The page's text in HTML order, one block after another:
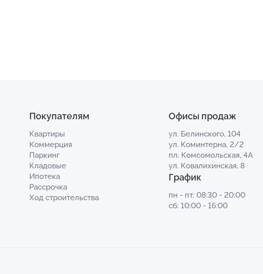
Покупателям
Квартиры
Коммерция
Паркинг
Кладовые
Ипотека
Рассрочка
Ход строительства
Офисы продаж
ул. Белинского, 104
ул. Коминтерна, 2/2
пл. Комсомольская, 4А
ул. Ковалихинская, 8
График
пн - пт: 08:30 - 20:00
сб: 10:00 - 16:00